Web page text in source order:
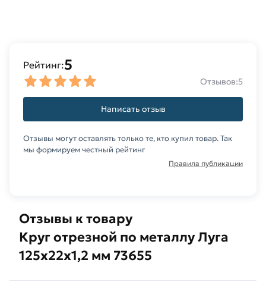
Отзывы к товару
Круг отрезной по металлу Луга
125х22х1,2 мм 73655
Рейтинг:5
Отзывов:5
Написать отзыв
Отзывы могут оставлять только те, кто купил товар. Так
мы формируем честный рейтинг
Правила публикации